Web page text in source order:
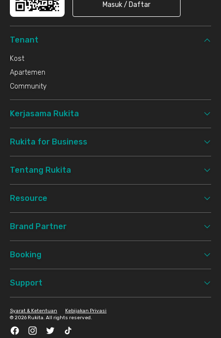
Masuk / Daftar
Tenant
Kost
Apartemen
Community
Kerjasama Rukita
Rukita for Business
Tentang Rukita
Resource
Brand Partner
Booking
Support
© 2026 Rukita. All rights reserved.
Syarat & Ketentuan Kebijakan Privasi
FacebookInstagramTwitter TikTok